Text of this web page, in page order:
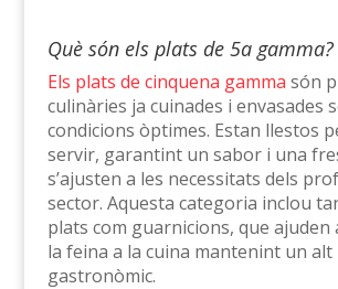
Què són els plats de 5a gamma?
Els plats de cinquena gamma són
culinàries ja cuinades i envasades
condicions òptimes. Estan llestos
servir, garantint un sabor i una
s’ajusten a les necessitats dels
sector. Aquesta categoria inclou
plats com guarnicions, que ajuden
la feina a la cuina mantenint un alt
gastronòmic.